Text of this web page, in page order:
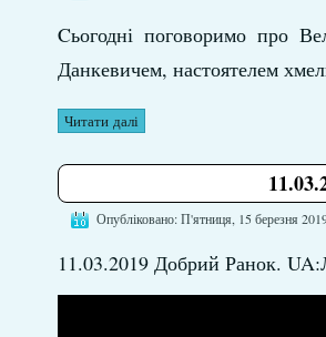
Cьогодні поговоримо про
Данкевичем, настоятелем
Читати далі
Опубліковано: П'ятниця, 15 березня
11.03.2019 Добрий Ранок.